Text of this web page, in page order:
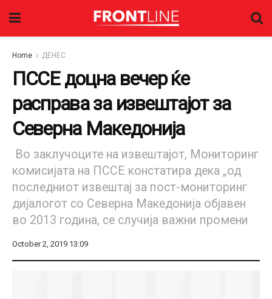
Home ДЕНЕС
ПССЕ доцна вечер ќе
расправа за извештајот за
Северна Македонија
Во заклучоците на извештајот, Мониторинг
комисијата на ПССЕ констатира дека „од
последниот извештај за пост-мониторинг
дијалогот со Северна Македонија објавен
во 2013 година, се случија важни промени
October 2, 2019 13:09